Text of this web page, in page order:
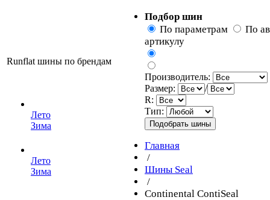
Runflat шины по брендам
Лето
Зима
Лето
Зима
Подбор шин
По параметрам
По
артикулу
Производитель:
Размер:
/
R:
Тип:
Главная
/
Шины Seal
/
Continental ContiSeal